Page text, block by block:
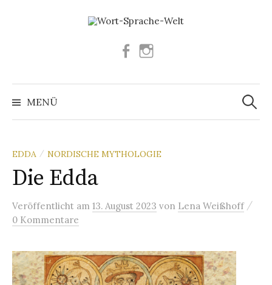
Facebook
MENÜ
Suchen
nach:
EDDA / NORDISCHE MYTHOLOGIE
Die Edda
Veröffentlicht am 13. August 2023 von Lena Weißhoff /
0 Kommentare